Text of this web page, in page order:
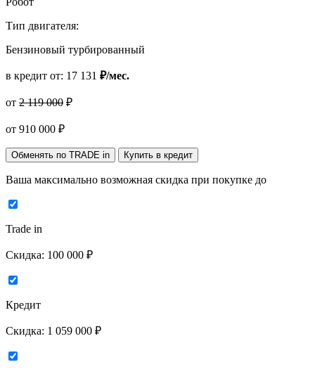
Тип двигателя:
Бензиновый турбированный
в кредит от: 17 131 ₽/мес.
от 2 119 000 ₽
от 910 000 ₽
Обменять по TRADE in Купить в кредит
Ваша максимально возможная скидка при покупке до
Trade in
Скидка: 100 000 ₽
Кредит
Скидка: 1 059 000 ₽